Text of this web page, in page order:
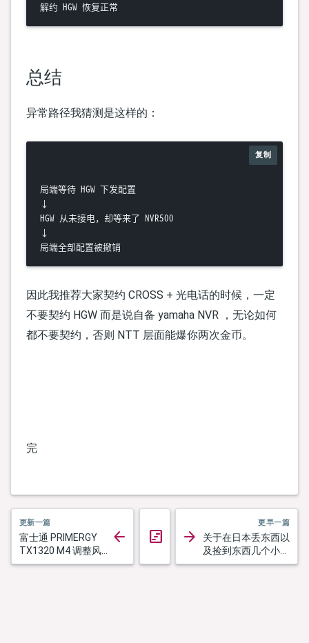
总结
异常路径我猜测是这样的：
复制
局端等待 HGW 下发配置
↓
HGW 从未接电，却等来了 NVR500
↓
因此我推荐大家契约 CROSS + 光电话的时候，一定
不要契约 HGW 而是说自备 yamaha NVR ，无论如何
都不要契约，否则 NTT 层面能爆你两次金币。
完
更新一篇
富士通 PRIMERGY
TX1320 M4 调整风扇
转速
arrow_back view_timeline返回时间线
更早一篇
关于在日本丢东西以
及捡到东西几个小故
事
arrow_forward